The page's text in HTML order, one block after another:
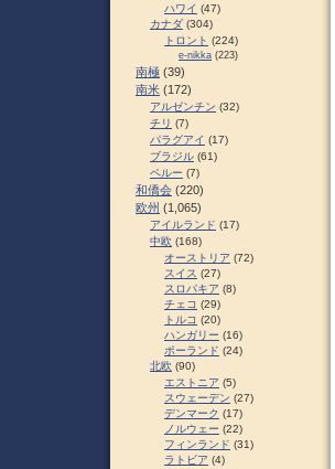
ハワイ (47)
カナダ (304)
トロント (224)
e-nikka (223)
南極 (39)
南米 (172)
アルゼンチン (32)
チリ (7)
パラグアイ (17)
ブラジル (61)
ペルー (7)
和僑会 (220)
欧州 (1,065)
アイルランド (17)
中欧 (168)
オーストリア (72)
スイス (27)
スロパキア (8)
チェコ (29)
トルコ (20)
ハンガリー (16)
ポーランド (24)
北欧 (90)
エストニア (5)
スウェーデン (27)
デンマーク (17)
ノルウェー (22)
フィンランド (31)
ラトビア (4)